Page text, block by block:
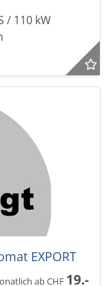
/ 110 kW
EXPORT
ab CHF 19.-